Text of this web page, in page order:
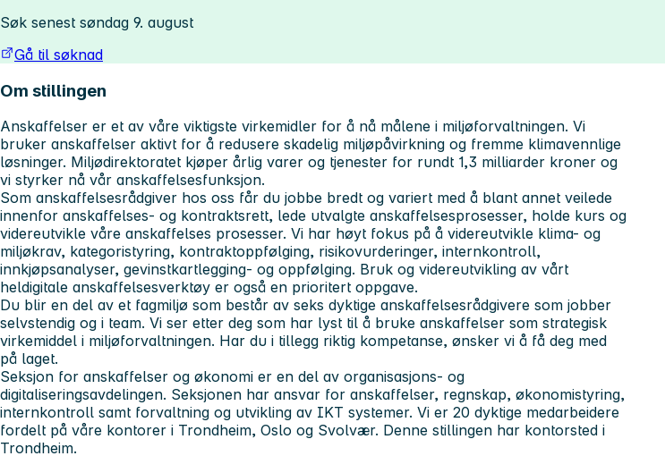
Søk senest søndag 9. august
Gå til søknad
Om stillingen
Anskaffelser er et av våre viktigste virkemidler for å nå målene i miljøforvaltningen. Vi
bruker anskaffelser aktivt for å redusere skadelig miljøpåvirkning og fremme klimavennlige
løsninger. Miljødirektoratet kjøper årlig varer og tjenester for rundt 1,3 milliarder kroner og
vi styrker nå vår anskaffelsesfunksjon.
Som anskaffelsesrådgiver hos oss får du jobbe bredt og variert med å blant annet veilede
innenfor anskaffelses- og kontraktsrett, lede utvalgte anskaffelsesprosesser, holde kurs og
videreutvikle våre anskaffelses prosesser. Vi har høyt fokus på å videreutvikle klima- og
miljøkrav, kategoristyring, kontraktoppfølging, risikovurderinger, internkontroll,
innkjøpsanalyser, gevinstkartlegging- og oppfølging. Bruk og videreutvikling av vårt
heldigitale anskaffelsesverktøy er også en prioritert oppgave.
Du blir en del av et fagmiljø som består av seks dyktige anskaffelsesrådgivere som jobber
selvstendig og i team. Vi ser etter deg som har lyst til å bruke anskaffelser som strategisk
virkemiddel i miljøforvaltningen. Har du i tillegg riktig kompetanse, ønsker vi å få deg med
på laget.
Seksjon for anskaffelser og økonomi er en del av organisasjons- og
digitaliseringsavdelingen. Seksjonen har ansvar for anskaffelser, regnskap, økonomistyring,
internkontroll samt forvaltning og utvikling av IKT systemer. Vi er 20 dyktige medarbeidere
fordelt på våre kontorer i Trondheim, Oslo og Svolvær. Denne stillingen har kontorsted i
Trondheim.